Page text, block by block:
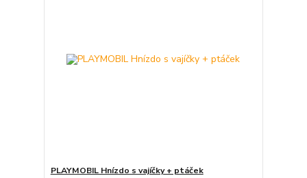
PLAYMOBIL Hnízdo s vajíčky + ptáček